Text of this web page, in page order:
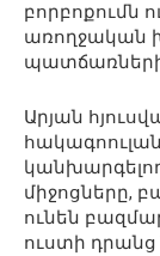
բորբոքումն
առողջական
Արյան
միջոցները,
ունեն
ուստի